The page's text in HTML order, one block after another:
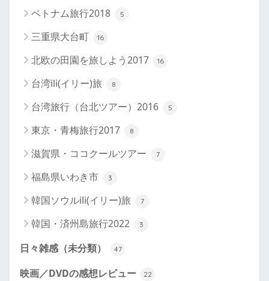
ベトナム旅行2018 5
三重県大台町 16
北欧の田園を旅しよう2017 16
台湾ili(イリー)旅 8
台湾旅行（台北ツアー）2016 5
東京・青梅旅行2017 8
滋賀県・ココクールツアー 7
福島県いわき市 3
韓国ソウルili(イリー)旅 7
韓国・済州島旅行2022 3
日々雑感（未分類） 47
映画／DVDの感想レビュー 22